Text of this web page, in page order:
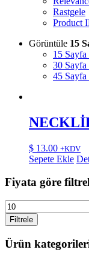
Rastgele
Product
Görüntüle 15
15 Sayfa
30 Sayfa
45 Sayfa
$ 13.00 +KDV
Sepete Ekle
Fiyata göre
En
düşük
fiyat
Filtrele
Ürün